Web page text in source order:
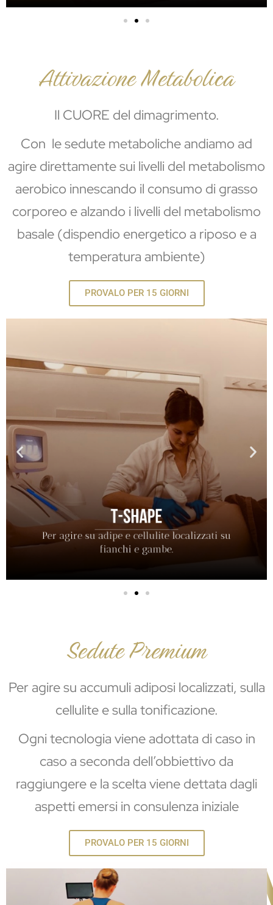
Attivazione Metabolica
Il CUORE del dimagrimento.
Con le sedute metaboliche andiamo ad
agire direttamente sui livelli del metabolismo
aerobico innescando il consumo di grasso
corporeo e alzando i livelli del metabolismo
basale (dispendio energetico a riposo e a
temperatura ambiente)
PROVALO PER 15 GIORNI
Sedute Premium
Per agire su accumuli adiposi localizzati, sulla
cellulite e sulla tonificazione.
Ogni tecnologia viene adottata di caso in
caso a seconda dell’obbiettivo da
raggiungere e la scelta viene dettata dagli
aspetti emersi in consulenza iniziale
PROVALO PER 15 GIORNI